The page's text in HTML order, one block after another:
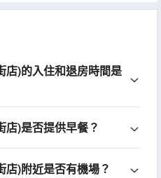
店)的入住和退房時間是
店)是否提供早餐？
)附近是否有機場？